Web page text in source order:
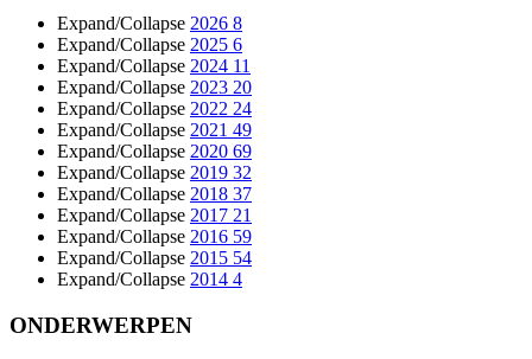
Expand/Collapse 2026 8
Expand/Collapse 2025 6
Expand/Collapse 2024 11
Expand/Collapse 2023 20
Expand/Collapse 2022 24
Expand/Collapse 2021 49
Expand/Collapse 2020 69
Expand/Collapse 2019 32
Expand/Collapse 2018 37
Expand/Collapse 2017 21
Expand/Collapse 2016 59
Expand/Collapse 2015 54
Expand/Collapse 2014 4
ONDERWERPEN